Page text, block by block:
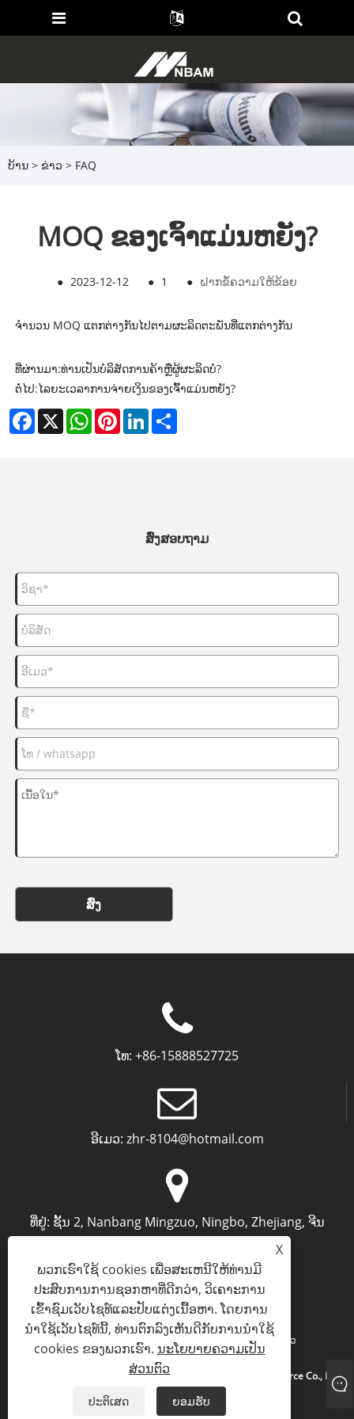
ບ້ານ > ຂ່າວ > FAQ
MOQ ຂອງເຈົ້າແມ່ນຫຍັງ?
● 2023-12-12 ● 1 ● ຝາກຂໍ້ຄວາມໃຫ້ຂ້ອຍ
ຈໍານວນ MOQ ແຕກຕ່າງກັນໄປຕາມຜະລິດຕະພັນທີ່ແຕກຕ່າງກັນ
ທີ່ຜ່ານມາ:ທ່ານເປັນບໍລິສັດການຄ້າຫຼືຜູ້ຜະລິດບໍ?
ຕໍ່ໄປ:ໄລຍະເວລາການຈ່າຍເງິນຂອງເຈົ້າແມ່ນຫຍັງ?
Facebook
X WhatsAppPinterestLinkedIn
ສົ່ງສອບຖາມ
ສົ່ງ
ໂທ: +86-15888527725
ອີເມວ: zhr-8104@hotmail.com
ທີ່ຢູ່: ຊັ້ນ 2, Nanbang Mingzuo, Ningbo, Zhejiang, ຈີນ
Links Sitemap RSS XML ນະໂຍບາຍຄວາມເປັນສ່ວນຕົວ
ສະຫງວນລິຂະສິດ © 2024 Ningbo Archermind electronic Commerce Co., Ltd.
ສະຫງວນລິຂະສິດທັງໝົດ.
X
ພວກເຮົາໃຊ້ cookies ເພື່ອສະເຫນີໃຫ້ທ່ານມີ
ປະສົບການການຊອກຫາທີ່ດີກວ່າ, ວິເຄາະການ
ເຂົ້າຊົມເວັບໄຊທ໌ແລະປັບແຕ່ງເນື້ອຫາ. ໂດຍການ
ນໍາໃຊ້ເວັບໄຊທ໌ນີ້, ທ່ານຕົກລົງເຫັນດີກັບການນໍາໃຊ້
cookies ຂອງພວກເຮົາ. ນະໂຍບາຍຄວາມເປັນ
ສ່ວນຕົວ
ປະຕິເສດ ຍອມຮັບ